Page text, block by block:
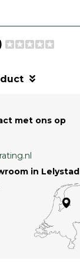
met ons op
in Lelystad